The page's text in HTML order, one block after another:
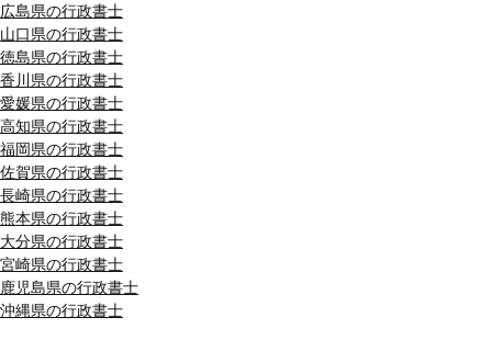
広島県の行政書士
山口県の行政書士
徳島県の行政書士
香川県の行政書士
愛媛県の行政書士
高知県の行政書士
福岡県の行政書士
佐賀県の行政書士
長崎県の行政書士
熊本県の行政書士
大分県の行政書士
宮崎県の行政書士
鹿児島県の行政書士
沖縄県の行政書士